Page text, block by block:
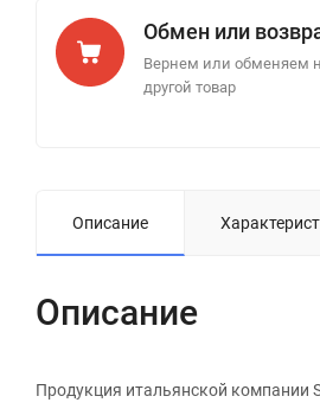
Обмен или
Вернем или обменяем
другой товар
Описание
Описание
Продукция итальянской компании